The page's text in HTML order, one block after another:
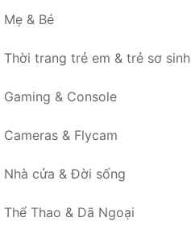
Mẹ & Bé
Thời trang trẻ em & trẻ sơ sinh
Gaming & Console
Cameras & Flycam
Nhà cửa & Đời sống
Thể Thao & Dã Ngoại